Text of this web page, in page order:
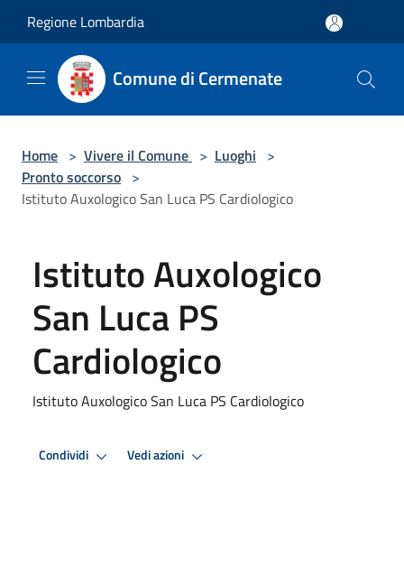
Regione Lombardia
Comune di Cermenate
Home > Vivere il Comune > Luoghi >
Pronto soccorso >
Istituto Auxologico San Luca PS Cardiologico
Istituto Auxologico
San Luca PS
Cardiologico
Istituto Auxologico San Luca PS Cardiologico
Condividi Vedi azioni